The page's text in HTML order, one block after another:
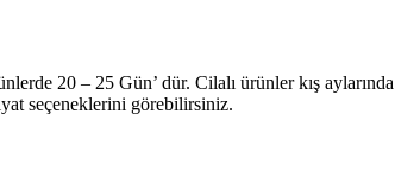
20 – 25 Gün’ dür. Cilalı ürünler kış
seçeneklerini görebilirsiniz.